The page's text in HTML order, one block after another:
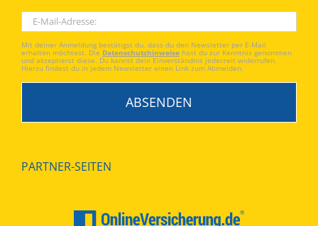
Mit deiner Anmeldung bestätigst du, dass du den Newsletter per E-Mail
erhalten möchtest. Die Datenschutzhinweise hast du zur Kenntnis genommen
und akzeptierst diese. Du kannst dein Einverständnis jederzeit widerrufen.
Hierzu findest du in jedem Newsletter einen Link zum Abmelden.
PARTNER-SEITEN